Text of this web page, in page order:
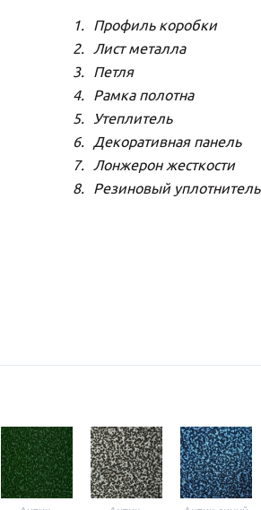
Профиль коробки
Лист металла
Петля
Рамка полотна
Утеплитель
Декоративная панель
Лонжерон жесткости
Резиновый уплотнитель